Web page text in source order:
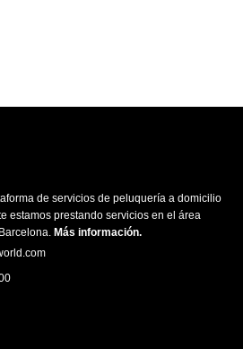
de servicios de peluquería a domicilio
estamos prestando servicios en el área
Más información.